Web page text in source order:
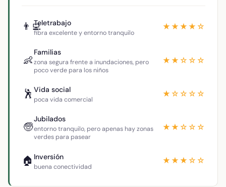
👨‍💻Teletrabajo
fibra excelente y entorno tranquilo
★★★★☆
👶
Familias
zona segura frente a inundaciones, pero
poco verde para los niños
★★☆☆☆
🕺 Vida social
poca vida comercial
★☆☆☆☆
🧓
Jubilados
entorno tranquilo, pero apenas hay zonas
verdes para pasear
★★☆☆☆
🏠 Inversión
buena conectividad
★★★☆☆